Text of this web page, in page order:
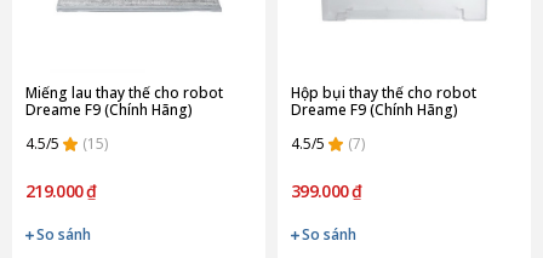
Miếng lau thay thế cho robot
Dreame F9 (Chính Hãng)
4.5/5
(15)
219.000 ₫
So sánh
Hộp bụi thay thế cho robot
Dreame F9 (Chính Hãng)
4.5/5
(7)
399.000 ₫
So sánh